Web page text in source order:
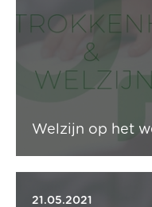
Welzijn op het
bedrijfswereld,
zeker deze blog over
zorgen dat het
21.05.2021